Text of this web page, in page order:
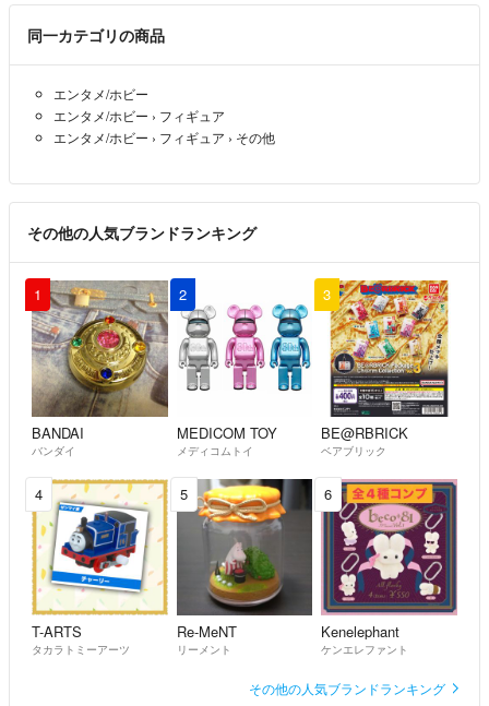
同一カテゴリの商品
エンタメ/ホビー
エンタメ/ホビー › フィギュア
エンタメ/ホビー › フィギュア › その他
その他の人気ブランドランキング
1
BANDAI
バンダイ
2
MEDICOM TOY
メディコムトイ
3
BE@RBRICK
ベアブリック
4
T-ARTS
タカラトミーアーツ
5
Re-MeNT
リーメント
6
Kenelephant
ケンエレファント
その他の人気ブランドランキング